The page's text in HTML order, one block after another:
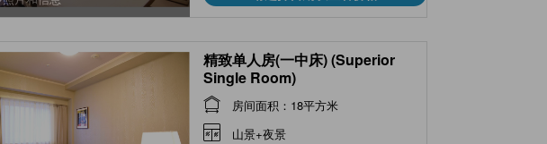
精致单人房(一中床) (Superior
Single Room)
房间面积：18平方米
山景+夜景